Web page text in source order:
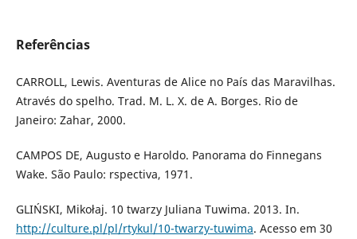
Referências
CARROLL, Lewis. Aventuras de Alice no País das Maravilhas.
Através do spelho. Trad. M. L. X. de A. Borges. Rio de
Janeiro: Zahar, 2000.
CAMPOS DE, Augusto e Haroldo. Panorama do Finnegans
Wake. São Paulo: rspectiva, 1971.
GLIŃSKI, Mikołaj. 10 twarzy Juliana Tuwima. 2013. In.
http://culture.pl/pl/rtykul/10-twarzy-tuwima. Acesso em 30